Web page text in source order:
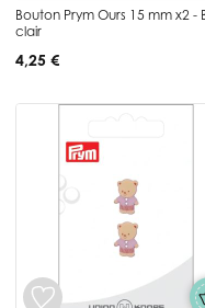
Bouton Prym Ours 15 mm x2 -
clair
4,25 €